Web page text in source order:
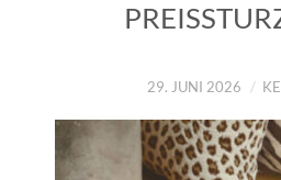
29. JUNI 2026